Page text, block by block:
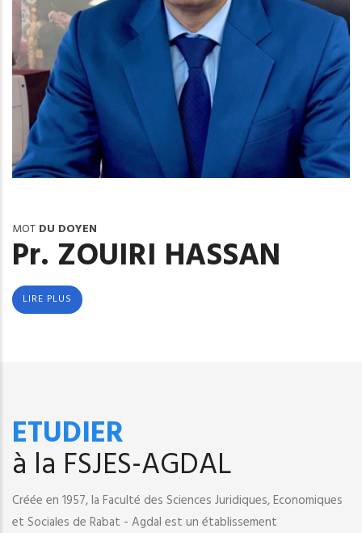
MOT DU DOYEN
Pr. ZOUIRI HASSAN
LIRE PLUS
ETUDIER
à la FSJES-AGDAL
Créée en 1957, la Faculté des Sciences Juridiques, Economiques
et Sociales de Rabat - Agdal est un établissement